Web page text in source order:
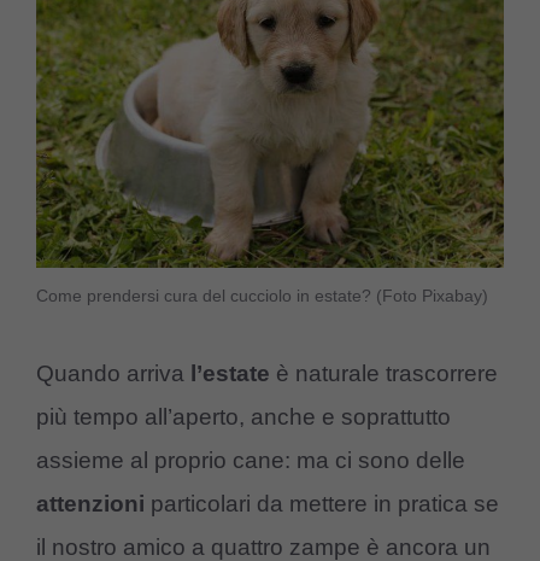
Come prendersi cura del cucciolo in estate? (Foto Pixabay)
Quando arriva l’estate è naturale trascorrere
più tempo all’aperto, anche e soprattutto
assieme al proprio cane: ma ci sono delle
attenzioni particolari da mettere in pratica se
il nostro amico a quattro zampe è ancora un